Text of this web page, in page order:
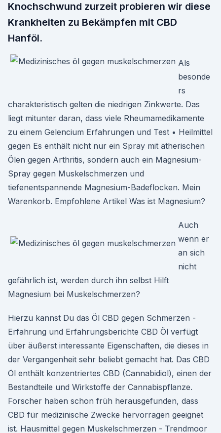
Knochschwund zurzeit probieren wir diese
Krankheiten zu Bekämpfen mit CBD
Hanföl.
Als
besonde
rs
charakteristisch gelten die niedrigen Zinkwerte. Das
liegt mitunter daran, dass viele Rheumamedikamente
zu einem Gelencium Erfahrungen und Test • Heilmittel
gegen Es enthält nicht nur ein Spray mit ätherischen
Ölen gegen Arthritis, sondern auch ein Magnesium-
Spray gegen Muskelschmerzen und
tiefenentspannende Magnesium-Badeflocken. Mein
Warenkorb. Empfohlene Artikel Was ist Magnesium?
Auch
wenn er
an sich
nicht
gefährlich ist, werden durch ihn selbst Hilft
Magnesium bei Muskelschmerzen?
Hierzu kannst Du das Öl CBD gegen Schmerzen -
Erfahrung und Erfahrungsberichte CBD Öl verfügt
über äußerst interessante Eigenschaften, die dieses in
der Vergangenheit sehr beliebt gemacht hat. Das CBD
Öl enthält konzentriertes CBD (Cannabidiol), einen der
Bestandteile und Wirkstoffe der Cannabispflanze.
Forscher haben schon früh herausgefunden, dass
CBD für medizinische Zwecke hervorragen geeignet
ist. Hausmittel gegen Muskelschmerzen - Trendmoor